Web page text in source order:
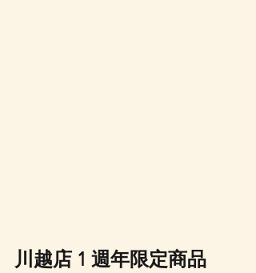
川越店 1 週年限定商品